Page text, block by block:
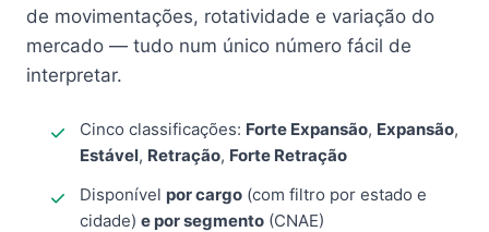
de movimentações, rotatividade e variação do
mercado — tudo num único número fácil de
interpretar.
Cinco classificações: Forte Expansão, Expansão,
Estável, Retração, Forte Retração
Disponível por cargo (com filtro por estado e
cidade) e por segmento (CNAE)